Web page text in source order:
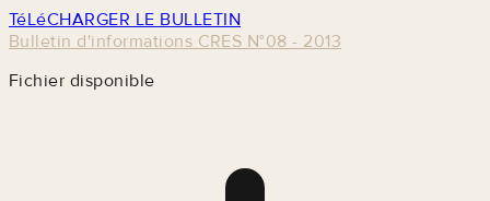
TéLéCHARGER LE BULLETIN
Bulletin d'informations CRES N°08 - 2013
Fichier disponible